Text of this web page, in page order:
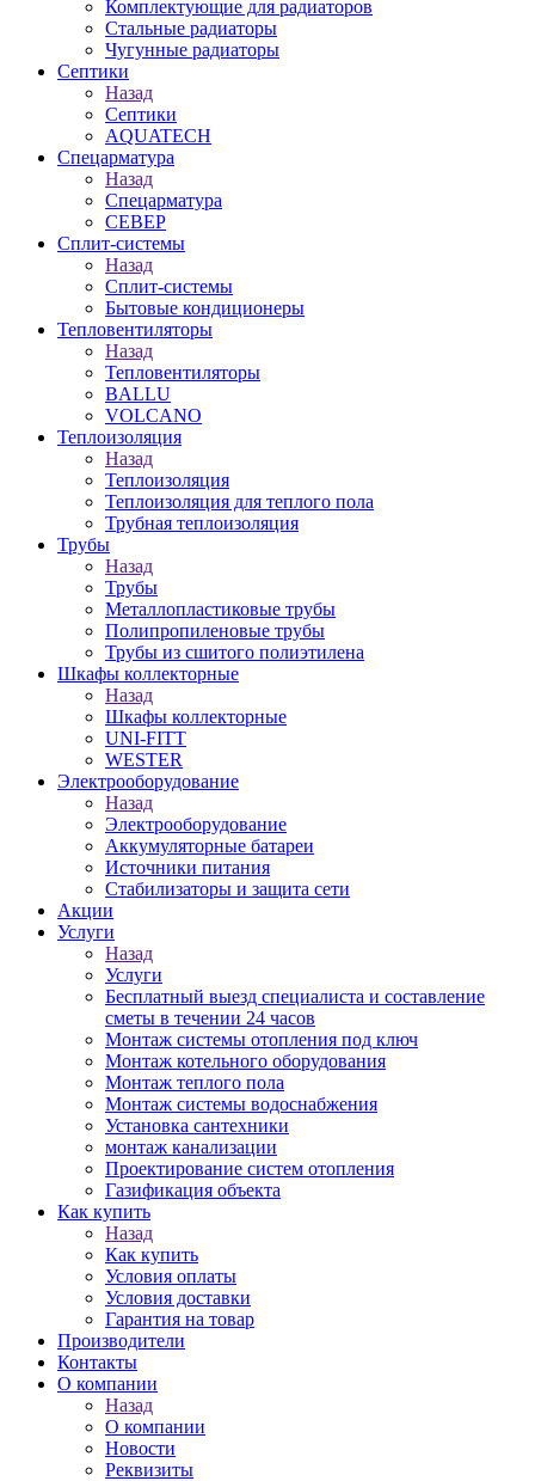
Комплектующие для радиаторов
Стальные радиаторы
Чугунные радиаторы
Септики
Назад
Септики
AQUATECH
Спецарматура
Назад
Спецарматура
СЕВЕР
Сплит-системы
Назад
Сплит-системы
Бытовые кондиционеры
Тепловентиляторы
Назад
Тепловентиляторы
BALLU
VOLCANO
Теплоизоляция
Назад
Теплоизоляция
Теплоизоляция для теплого пола
Трубная теплоизоляция
Трубы
Назад
Трубы
Металлопластиковые трубы
Полипропиленовые трубы
Трубы из сшитого полиэтилена
Шкафы коллекторные
Назад
Шкафы коллекторные
UNI-FITT
WESTER
Электрооборудование
Назад
Электрооборудование
Аккумуляторные батареи
Источники питания
Стабилизаторы и защита сети
Акции
Услуги
Назад
Услуги
Бесплатный выезд специалиста и составление
сметы в течении 24 часов
Монтаж системы отопления под ключ
Монтаж котельного оборудования
Монтаж теплого пола
Монтаж системы водоснабжения
Установка сантехники
монтаж канализации
Проектирование систем отопления
Газификация объекта
Как купить
Назад
Как купить
Условия оплаты
Условия доставки
Гарантия на товар
Производители
Контакты
О компании
Назад
О компании
Новости
Реквизиты